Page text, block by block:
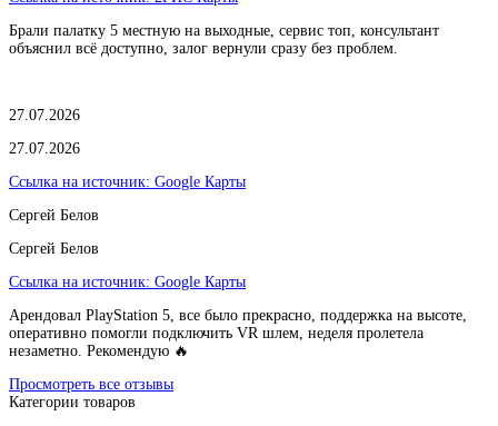
Брали палатку 5 местную на выходные, сервис топ, консультант
объяснил всё доступно, залог вернули сразу без проблем.
27.07.2026
27.07.2026
Ссылка на источник: Google Карты
Сергей Белов
Сергей Белов
Ссылка на источник: Google Карты
Арендовал PlayStation 5, все было прекрасно, поддержка на высоте,
оперативно помогли подключить VR шлем, неделя пролетела
незаметно. Рекомендую 🔥
Просмотреть все отзывы
Категории товаров